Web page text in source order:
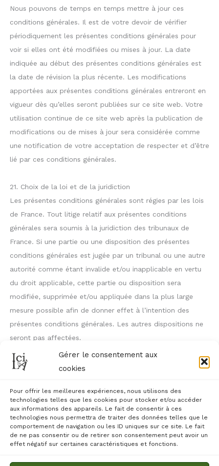
Gérer le consentement aux
cookies
Pour offrir les meilleures expériences, nous utilisons des
technologies telles que les cookies pour stocker et/ou accéder
aux informations des appareils. Le fait de consentir à ces
technologies nous permettra de traiter des données telles que le
comportement de navigation ou les ID uniques sur ce site. Le fait
de ne pas consentir ou de retirer son consentement peut avoir un
effet négatif sur certaines caractéristiques et fonctions.
Nous pouvons de temps en temps mettre à jour ces
conditions générales. Il est de votre devoir de vérifier
périodiquement les présentes conditions générales pour
voir si elles ont été modifiées ou mises à jour. La date
indiquée au début des présentes conditions générales est
la date de révision la plus récente. Les modifications
apportées aux présentes conditions générales entreront en
vigueur dès qu’elles seront publiées sur ce site web. Votre
utilisation continue de ce site web après la publication de
modifications ou de mises à jour sera considérée comme
une notification de votre acceptation de respecter et d’être
lié par ces conditions générales.
21. Choix de la loi et de la juridiction
Les présentes conditions générales sont régies par les lois
de France. Tout litige relatif aux présentes conditions
générales sera soumis à la juridiction des tribunaux de
France. Si une partie ou une disposition des présentes
conditions générales est jugée par un tribunal ou une autre
autorité comme étant invalide et/ou inapplicable en vertu
du droit applicable, cette partie ou disposition sera
modifiée, supprimée et/ou appliquée dans la plus large
mesure possible afin de donner effet à l’intention des
présentes conditions générales. Les autres dispositions ne
seront pas affectées.
22. Information de contact
Vous pouvez nous contacter au sujet de ces conditions
générales par le biais de notre pagecontact.
23. Téléchargement
Vous pouvez égalementtéléchargernos conditions